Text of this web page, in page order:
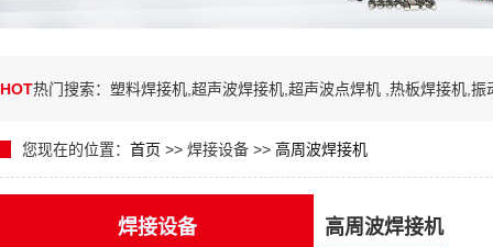
HOT热门搜索：塑料焊接机,超声波焊接机,超声波点焊机 ,热板焊接机,振
您现在的位置： 首页 >> 焊接设备 >> 高周波焊接机
焊接设备 高周波焊接机